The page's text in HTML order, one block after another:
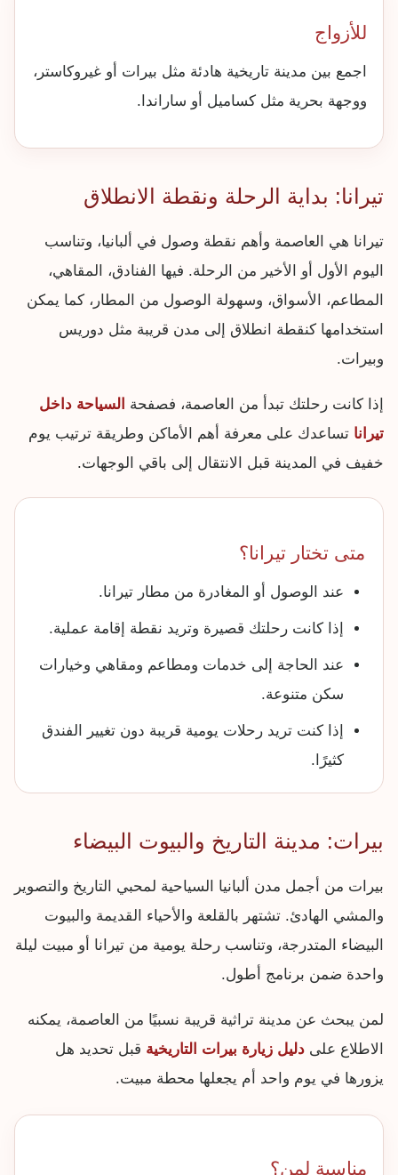
للأزواج
اجمع بين مدينة تاريخية هادئة مثل بيرات أو غيروكاستر،
ووجهة بحرية مثل كساميل أو ساراندا.
تيرانا: بداية الرحلة ونقطة الانطلاق
تيرانا هي العاصمة وأهم نقطة وصول في ألبانيا، وتناسب
اليوم الأول أو الأخير من الرحلة. فيها الفنادق، المقاهي،
المطاعم، الأسواق، وسهولة الوصول من المطار، كما يمكن
استخدامها كنقطة انطلاق إلى مدن قريبة مثل دوريس
وبيرات.
إذا كانت رحلتك تبدأ من العاصمة، فصفحة السياحة داخل
تيرانا تساعدك على معرفة أهم الأماكن وطريقة ترتيب يوم
خفيف في المدينة قبل الانتقال إلى باقي الوجهات.
متى تختار تيرانا؟
عند الوصول أو المغادرة من مطار تيرانا.
إذا كانت رحلتك قصيرة وتريد نقطة إقامة عملية.
عند الحاجة إلى خدمات ومطاعم ومقاهي وخيارات
سكن متنوعة.
إذا كنت تريد رحلات يومية قريبة دون تغيير الفندق
كثيرًا.
بيرات: مدينة التاريخ والبيوت البيضاء
بيرات من أجمل مدن ألبانيا السياحية لمحبي التاريخ والتصوير
والمشي الهادئ. تشتهر بالقلعة والأحياء القديمة والبيوت
البيضاء المتدرجة، وتناسب رحلة يومية من تيرانا أو مبيت ليلة
واحدة ضمن برنامج أطول.
لمن يبحث عن مدينة تراثية قريبة نسبيًا من العاصمة، يمكنه
الاطلاع على دليل زيارة بيرات التاريخية قبل تحديد هل
يزورها في يوم واحد أم يجعلها محطة مبيت.
مناسبة لمن؟